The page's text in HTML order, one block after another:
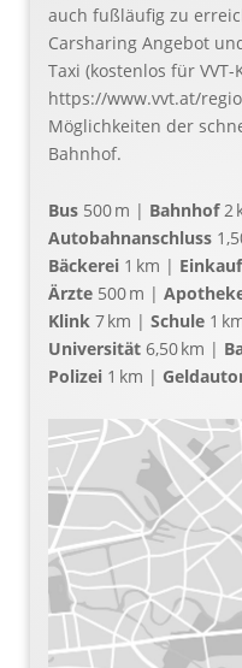
auch fußläufig zu
Carsharing Angebot
Taxi (kostenlos für VVT-
https://www.vvt.at/
Möglichkeiten der
Bahnhof.
Bus 500 m | Bahnhof2
Autobahnanschluss
Bäckerei 1 km |
Ärzte 500 m |
Klink 7 km | Schule 1
Universität 6,50 km |
Polizei 1 km |